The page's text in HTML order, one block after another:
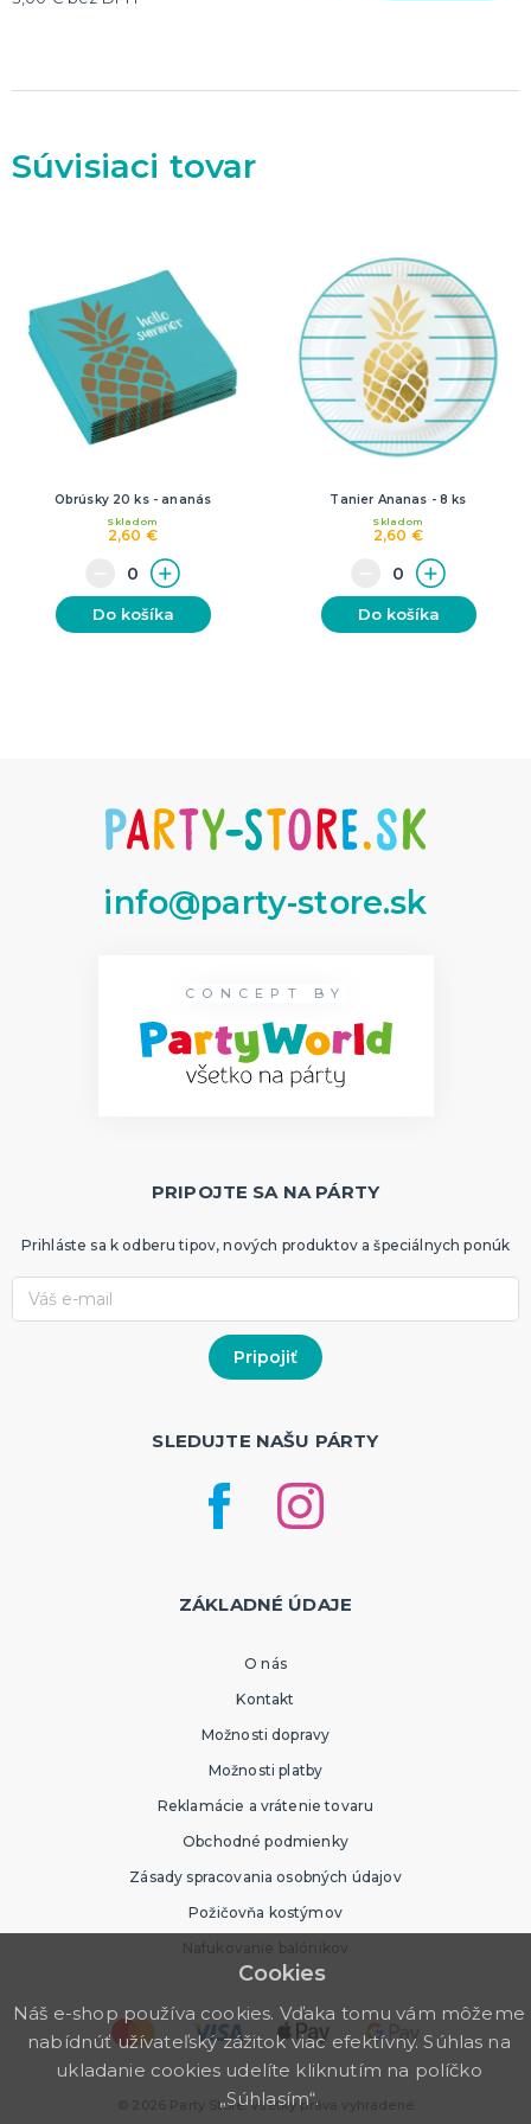
Dekorácie
Doplnky na Halloween
Halloweenska výzdoba
ĎALŠIE KATEGÓRIE
Súvisiaci tovar
Obrúsky 20 ks - ananás
2,60 €
Skladom
Do košíka
Tanier Ananas - 8 ks
2,60 €
Skladom
Do košíka
info@party-store.sk
CONCEPT BY
PRIPOJTE SA NA PÁRTY
Prihláste sa k odberu tipov, nových produktov a špeciálnych ponúk
SLEDUJTE NAŠU PÁRTY
ZÁKLADNÉ ÚDAJE
O nás
Kontakt
Možnosti dopravy
Možnosti platby
Reklamácie a vrátenie tovaru
Obchodné podmienky
Zásady spracovania osobných údajov
Požičovňa kostýmov
Nafukovanie balónikov
© 2026 Party Store. Všetky práva vyhradené
Cookies
Náš e-shop používa cookies. Vďaka tomu vám môžeme
nabídnúť užívateľský zážitok viac efektívny. Súhlas na
ukladanie cookies udelíte kliknutím na políčko
„Súhlasím“.